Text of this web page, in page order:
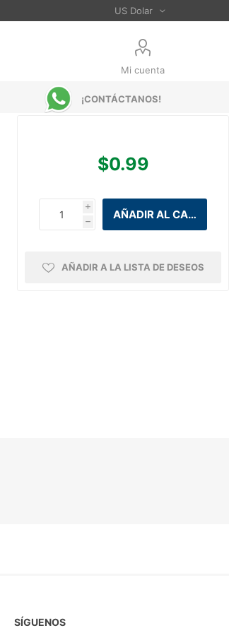
Mi cuenta
¡CONTÁCTANOS!
$0.99
i
h
AÑADIR A LA LISTA DE DESEOS
SÍGUENOS